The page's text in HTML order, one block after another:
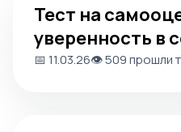
Тест на
уверенность в
📅 11.03.26👁️ 509 прошли